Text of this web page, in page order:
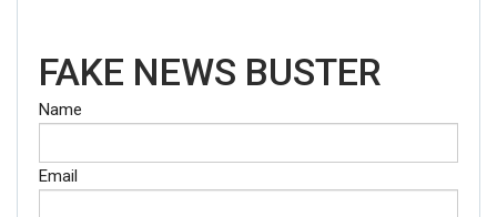
FAKE NEWS BUSTER
Name
Email